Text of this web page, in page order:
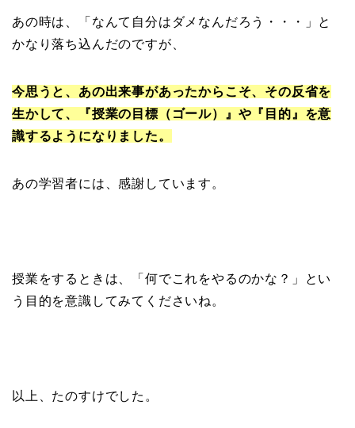
あの時は、「なんて自分はダメなんだろう・・・」と
かなり落ち込んだのですが、
今思うと、あの出来事があったからこそ、その反省を
生かして、『授業の目標（ゴール）』や『目的』を意
識するようになりました。
あの学習者には、感謝しています。
授業をするときは、「何でこれをやるのかな？」とい
う目的を意識してみてくださいね。
以上、たのすけでした。